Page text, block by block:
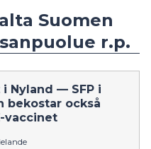
Suomen
r.p.
Nyland — SFP i
bekostar också
vaccinet